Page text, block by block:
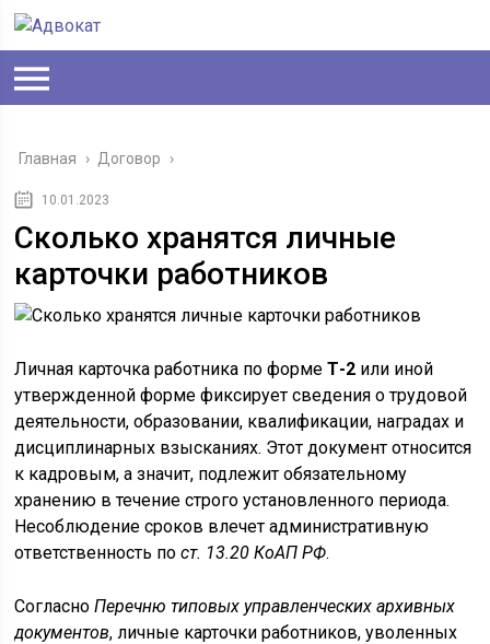
Главная › Договор ›
10.01.2023
Сколько хранятся личные
карточки работников
Личная карточка работника по формеТ-2 или иной
утвержденной форме фиксирует сведения о трудовой
деятельности, образовании, квалификации, наградах и
дисциплинарных взысканиях. Этот документ относится
к кадровым, а значит, подлежит обязательному
хранению в течение строго установленного периода.
Несоблюдение сроков влечет административную
ответственность пост. 13.20 КоАП РФ.
СогласноПеречню типовых управленческих архивных
документов, личные карточки работников, уволенных